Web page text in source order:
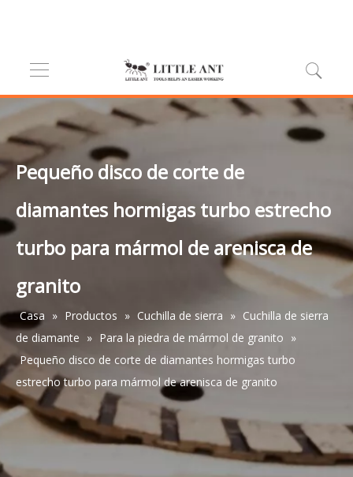
Pequeño disco de corte de
diamantes hormigas turbo estrecho
turbo para mármol de arenisca de
granito
Casa » Productos » Cuchilla de sierra » Cuchilla de sierra
de diamante » Para la piedra de mármol de granito »
Pequeño disco de corte de diamantes hormigas turbo
estrecho turbo para mármol de arenisca de granito